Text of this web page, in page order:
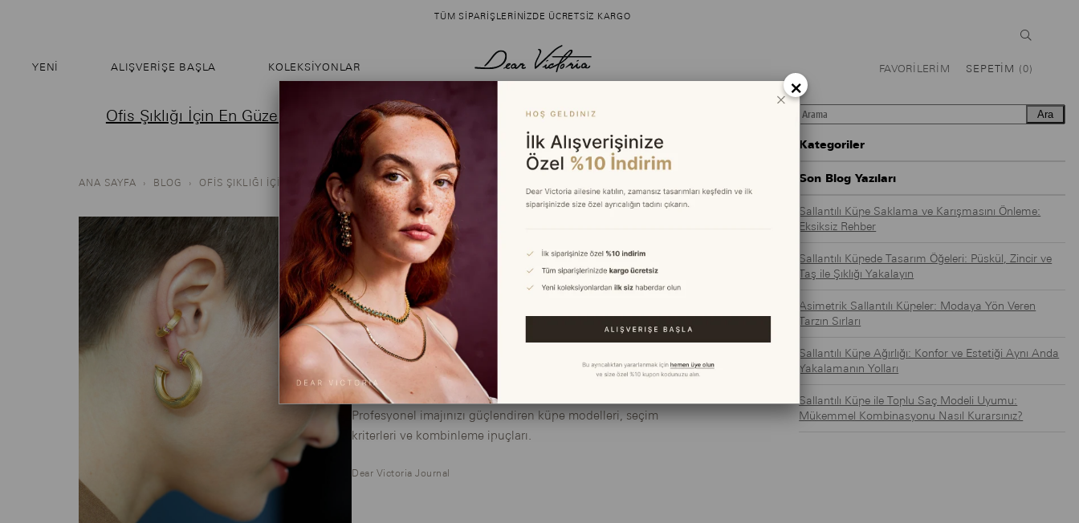
TÜM SIPARIŞLERINIZDE ÜCRETSIZ KARGO
YENI ALIŞVERIŞE BAŞLA KOLEKSİYONLAR SEPETIM 0
FAVORILERIM
Ofis Şıklığı İçin En Güzel Küpe Modelleri: Zarif ve Profesyonel Görünümün Sırrı
ANA SAYFA › BLOG › OFIS ŞIKLIĞI İÇIN KÜPE MODELLERI
STIL REHBERI
Ofis Şıklığı İçin En Güzel
Küpe Modelleri: Zarif ve
Profesyonel Görünümün
Sırrı
Profesyonel imajınızı güçlendiren küpe modelleri, seçim
kriterleri ve kombinleme ipuçları.
Dear Victoria Journal
Ara
Kategoriler
Son Blog Yazıları
Sallantılı Küpe Saklama ve Karışmasını Önleme:
Eksiksiz Rehber
Sallantılı Küpede Tasarım Öğeleri: Püskül, Zincir ve
Taş ile Şıklığı Yakalayın
Asimetrik Sallantılı Küpeler: Modaya Yön Veren
Tarzın Sırları
Sallantılı Küpe Ağırlığı: Konfor ve Estetiği Aynı Anda
Yakalamanın Yolları
Sallantılı Küpe ile Toplu Saç Modeli Uyumu:
Mükemmel Kombinasyonu Nasıl Kurarsınız?
×